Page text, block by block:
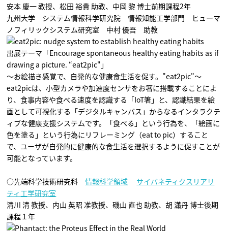
安本 慶一 教授、松田 裕貴 助教、中岡 黎 博士前期課程2年
九州大学 システム情報科学研究院 情報知能工学部門 ヒューマ
ノフィリックシステム研究室 中村 優吾 助教
出展テーマ「Encourage spontaneous healthy eating habits as if
drawing a picture. “eat2pic"」
～お絵描き感覚で、自発的な健康食生活を促す。"eat2pic"～
eat2picは、小型カメラや加速度センサをお箸に搭載することによ
り、食事内容や食べる速度を認識する「IoT箸」と、認識結果を絵
画として可視化する「デジタルキャンバス」からなるインタラクテ
ィブな健康支援システムです。「食べる」という行為を、「絵画に
色を塗る」という行為にリフレーミング（eat to pic）すること
で、ユーザが自発的に健康的な食生活を選択するように促すことが
可能となっています。
○先端科学技術研究科情報科学領域
サイバネティクスリアリ
ティ工学研究室
清川 清 教授、内山 英昭 准教授、磯山 直也 助教、胡 瀟丹 博士後期
課程１年